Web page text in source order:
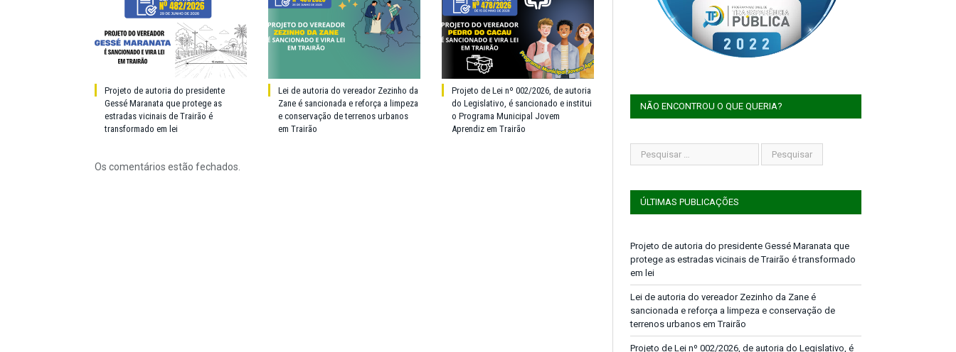
Projeto de autoria do presidente
Gessé Maranata que protege as
estradas vicinais de Trairão é
transformado em lei
Lei de autoria do vereador Zezinho da
Zane é sancionada e reforça a limpeza
e conservação de terrenos urbanos
em Trairão
Projeto de Lei nº 002/2026, de autoria
do Legislativo, é sancionado e institui
o Programa Municipal Jovem
Aprendiz em Trairão
Os comentários estão fechados.
NÃO ENCONTROU O QUE QUERIA?
ÚLTIMAS PUBLICAÇÕES
Projeto de autoria do presidente Gessé Maranata que
protege as estradas vicinais de Trairão é transformado
em lei
Lei de autoria do vereador Zezinho da Zane é
sancionada e reforça a limpeza e conservação de
terrenos urbanos em Trairão
Projeto de Lei nº 002/2026, de autoria do Legislativo, é